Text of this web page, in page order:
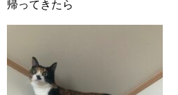
帰ってきたら